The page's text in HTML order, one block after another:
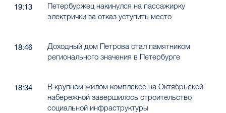
19:13
Петербуржец накинулся на пассажирку
электрички за отказ уступить место
18:46
Доходный дом Петрова стал памятником
регионального значения в Петербурге
18:34
В крупном жилом комплексе на Октябрьской
набережной завершилось строительство
социальной инфраструктуры